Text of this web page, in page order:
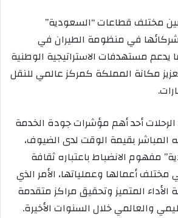
مختلف قطاعات “السعودية”
شركائها في منظومة الطيران في
يدعم مستهدفات الاستراتيجية الوطنية
مكانة المملكة كمركز عالمي للنقل
أحد أهم مؤشرات جودة الخدمة
المباشر بقيمة الوقت لدى الضيوف،
مفهوم الانضباط باعتباره ثقافة
أعمالها وعملياتها، الأمر الذي
المتميز وتحقيق مراكز متقدمة
والعالمي خلال السنوات الأخيرة.